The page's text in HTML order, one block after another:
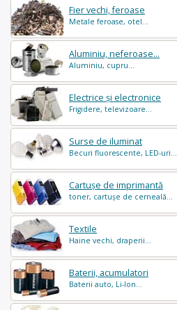
Fier vechi, feroase
Metale feroase, otel...
Aluminiu, neferoase...
Aluminiu, cupru...
Electrice și electronice
Frigidere, televizoare...
Surse de iluminat
Becuri fluorescente, LED-uri...
Cartușe de imprimantă
toner, cartușe de cerneală...
Textile
Haine vechi, draperii...
Baterii, acumulatori
Baterii auto, Li-Ion...